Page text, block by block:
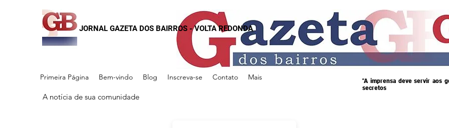
JORNAL GAZETA DOS BAIRROS - VOLTA REDONDA
Primeira Página Bem-vindo Blog Inscreva-se Contato Mais
A notícia de sua comunidade
"A imprensa deve servir aos
secretos